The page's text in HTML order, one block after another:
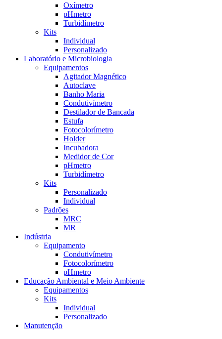
Oxímetro
pHmetro
Turbidímetro
Kits
Individual
Personalizado
Laboratório e Microbiologia
Equipamentos
Agitador Magnético
Autoclave
Banho Maria
Condutivímetro
Destilador de Bancada
Estufa
Fotocolorímetro
Holder
Incubadora
Medidor de Cor
pHmetro
Turbidímetro
Kits
Personalizado
Individual
Padrões
MRC
MR
Indústria
Equipamento
Condutivímetro
Fotocolorímetro
pHmetro
Educação Ambiental e Meio Ambiente
Equipamentos
Kits
Individual
Personalizado
Manutenção